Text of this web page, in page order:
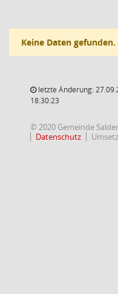
Keine Daten gefunden.
letzte Änderung:
18:30:23
© 2020 Gemeinde
Datenschutz